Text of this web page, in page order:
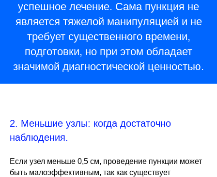
успешное лечение. Сама пункция не
является тяжелой манипуляцией и не
требует существенного времени,
подготовки, но при этом обладает
значимой диагностической ценностью.
2. Меньшие узлы: когда достаточно
наблюдения.
Если узел меньше 0,5 см, проведение пункции может
быть малоэффективным, так как существует